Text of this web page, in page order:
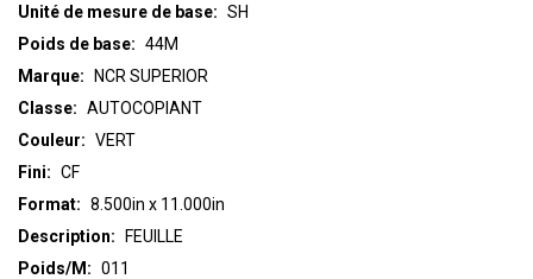
Classe: AUTOCOPIANT
Couleur: VERT
Description: FEUILLE
Fini: CF
Marque: NCR SUPERIOR
Poids de base: 44M
Poids/M: 011
Unité de mesure de base: SH
Format: 8.500in x 11.000in